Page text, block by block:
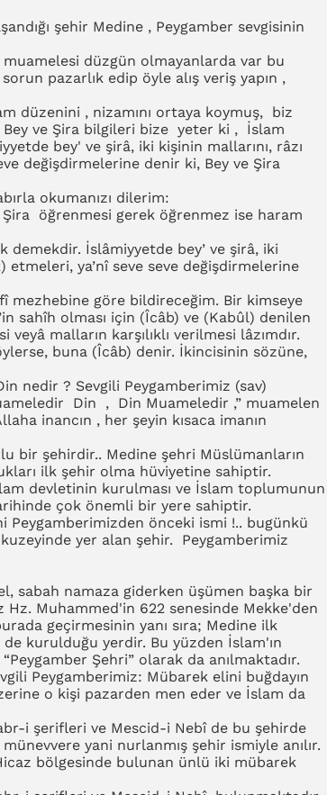
şehir Medine , Peygamber sevgisinin
düzgün olmayanlarda var bu
pazarlık edip öyle alış veriş yapın ,
düzenini , nizamını ortaya koymuş, biz
Bey ve Şira bilgileri bize yeter ki , İslam
bey' ve şirâ, iki kişinin mallarını, râzı
değişdirmelerine denir ki, Bey ve Şira
okumanızı dilerim:
Şira öğrenmesi gerek öğrenmez ise haram
demekdir. İslâmiyyetde bey’ ve şirâ, iki
etmeleri, ya’nî seve seve değişdirmelerine
mezhebine göre bildireceğim. Bir kimseye
sahîh olması için (Îcâb) ve (Kabûl) denilen
malların karşılıklı verilmesi lâzımdır.
buna (Îcâb) denir. İkincisinin sözüne,
nedir ? Sevgili Peygamberimiz (sav)
Din , Din Muameledir ,” muamelen
inancın , her şeyin kısaca imanın
bir şehirdir.. Medine şehri Müslümanların
ilk şehir olma hüviyetine sahiptir.
devletinin kurulması ve İslam toplumunun
çok önemli bir yere sahiptir.
Peygamberimizden önceki ismi !.. bugünkü
yer alan şehir. Peygamberimiz
sabah namaza giderken üşümen başka bir
Muhammed'in 622 senesinde Mekke'den
geçirmesinin yanı sıra; Medine ilk
kurulduğu yerdir. Bu yüzden İslam'ın
Şehri” olarak da anılmaktadır.
Peygamberimiz: Mübarek elini buğdayın
o kişi pazarden men eder ve İslam da
i şerifleri ve Mescid-i Nebî de bu şehirde
yani nurlanmış şehir ismiyle anılır.
bölgesinde bulunan ünlü iki mübarek